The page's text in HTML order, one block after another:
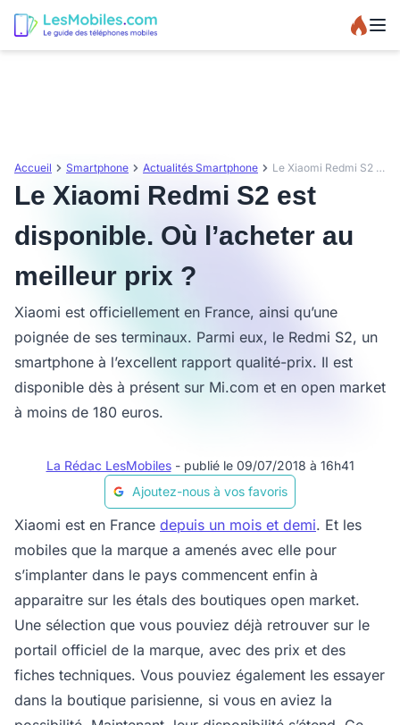
Accueil Smartphone Actualités Smartphone Le Xiaomi Redmi S2 est disponible. Où l’acheter au meilleur prix ?
Le Xiaomi Redmi S2 est
disponible. Où l’acheter au
meilleur prix ?
Xiaomi est officiellement en France, ainsi qu’une
poignée de ses terminaux. Parmi eux, le Redmi S2, un
smartphone à l’excellent rapport qualité-prix. Il est
disponible dès à présent sur Mi.com et en open market
à moins de 180 euros.
La Rédac LesMobiles - publié le 09/07/2018 à 16h41
Ajoutez-nous à vos favoris
Xiaomi est en France depuis un mois et demi. Et les
mobiles que la marque a amenés avec elle pour
s’implanter dans le pays commencent enfin à
apparaitre sur les étals des boutiques open market.
Une sélection que vous pouviez déjà retrouver sur le
portail officiel de la marque, avec des prix et des
fiches techniques. Vous pouviez également les essayer
dans la boutique parisienne, si vous en aviez la